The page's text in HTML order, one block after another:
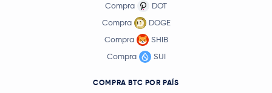
Compra
DOT
Compra
DOGE
Compra
SHIB
Compra
SUI
COMPRA BTC POR PAÍS